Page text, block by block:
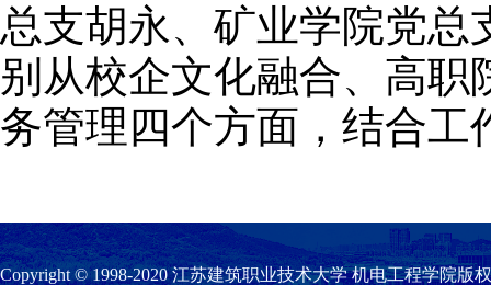
总支胡永、矿业学院党总
别从校企文化融合、高
务管理四个方面，结合工
Copyright © 1998-2020 江苏建筑职业技术大学 机电工程学院版